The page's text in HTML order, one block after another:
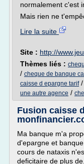
normalement c'est
Mais rien ne
Lire la suite
Site : http://
Thèmes liés :
/ cheque de banque
caisse d epargne tarif/
une autre agence /
Fusion caisse
Ma banque m'a
d'epargne et
cours de nataxis
deficitaire de plus